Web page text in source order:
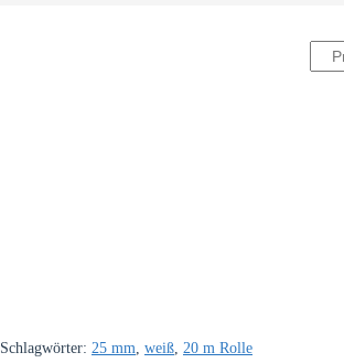
Schlagwörter: 25 mm, weiß, 20 m Rolle